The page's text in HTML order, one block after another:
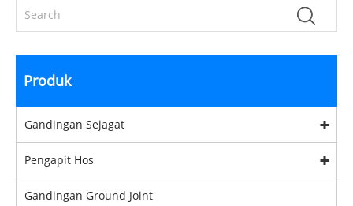
Produk
Gandingan Sejagat
Pengapit Hos
Gandingan Ground Joint